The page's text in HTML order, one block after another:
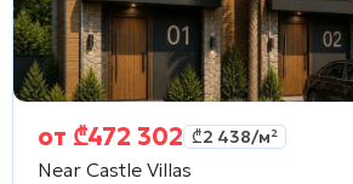
от ₾472 302 ₾2 438/м²
Near Castle Villas